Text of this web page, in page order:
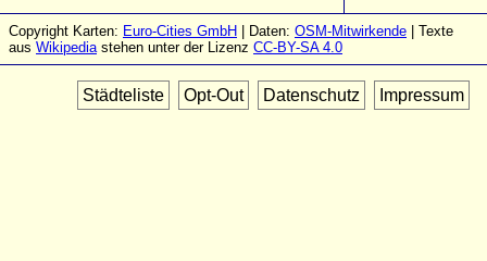
Copyright Karten: Euro-Cities GmbH | Daten: OSM-Mitwirkende | Texte
aus Wikipediastehen unter der Lizenz CC-BY-SA 4.0
Städteliste Opt-Out Datenschutz Impressum